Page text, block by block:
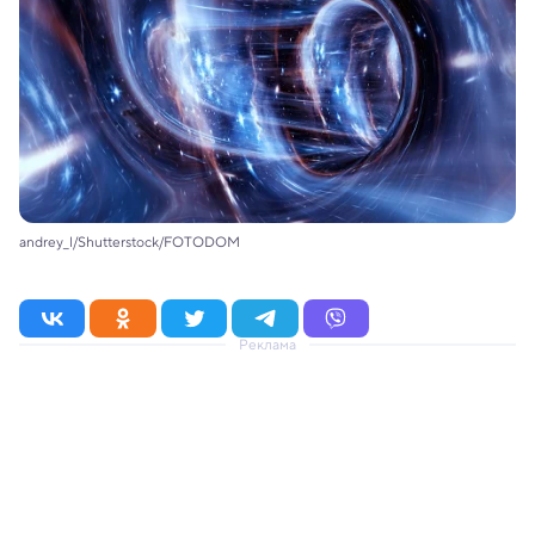
andrey_l/Shutterstock/FOTODOM
Реклама